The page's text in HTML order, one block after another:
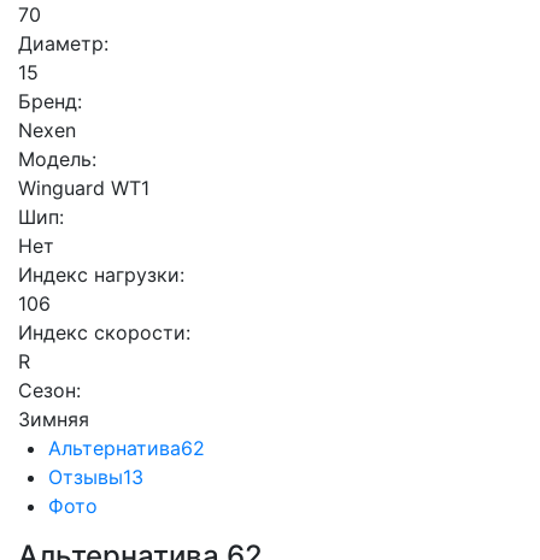
70
Диаметр:
15
Бренд:
Nexen
Модель:
Winguard WT1
Шип:
Нет
Индекс нагрузки:
106
Индекс скорости:
R
Сезон:
Зимняя
Альтернатива62
Отзывы13
Фото